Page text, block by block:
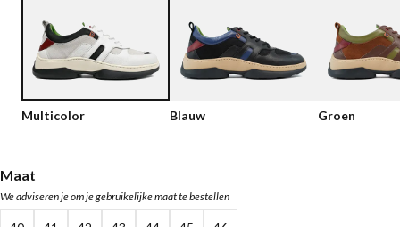
Vegan
Sandalen
Loafers
Workerboots
Sale
Multicolor Blauw Groen
Maat
We adviseren je om je gebruikelijke maat te bestellen